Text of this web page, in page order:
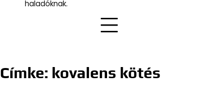
haladóknak.
Címke: kovalens kötés